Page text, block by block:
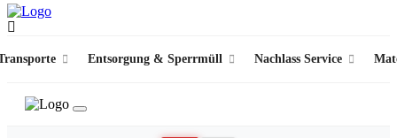
Entsorgung & Sperrmüll Nachlass Service